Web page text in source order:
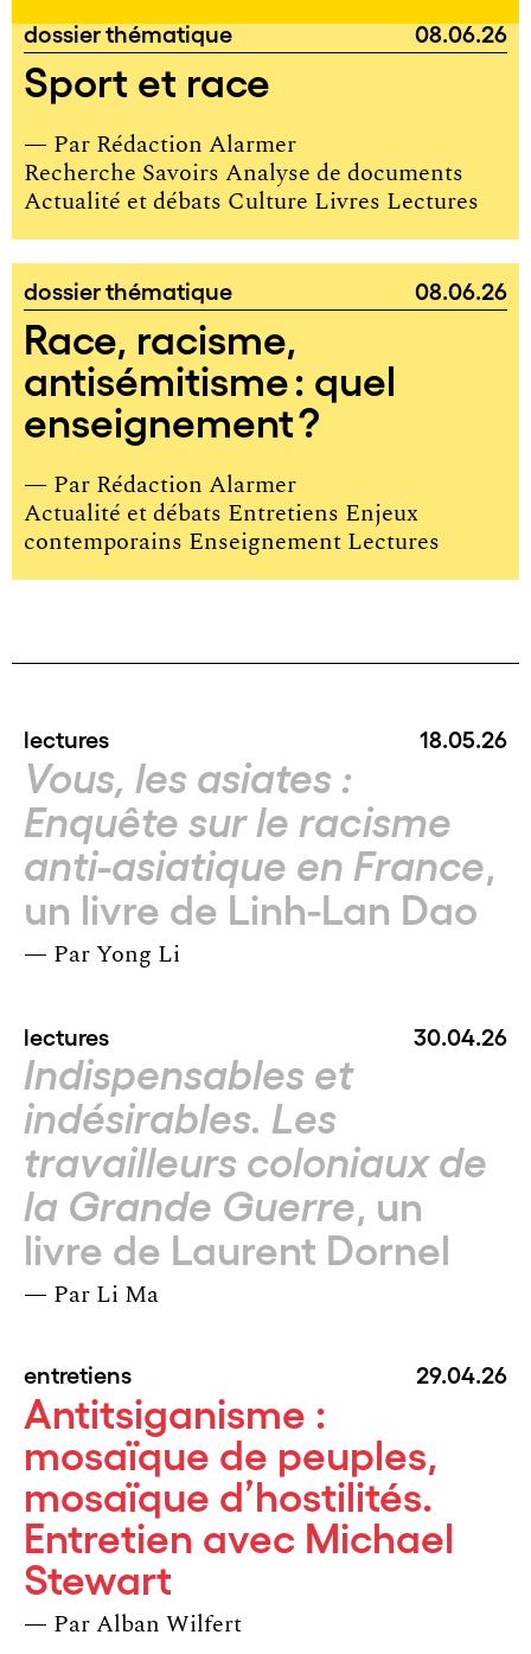
dossier thématique 08.06.26
Sport et race
— Par Rédaction Alarmer
Recherche Savoirs Analyse de documents
Actualité et débats Culture Livres Lectures
dossier thématique 08.06.26
Race, racisme,
antisémitisme : quel
enseignement ?
— Par Rédaction Alarmer
Actualité et débats Entretiens Enjeux
contemporains Enseignement Lectures
lectures 18.05.26
Vous, les asiates :
Enquête sur le racisme
anti-asiatique en France,
un livre de Linh-Lan Dao
— Par Yong Li
lectures 30.04.26
Indispensables et
indésirables. Les
travailleurs coloniaux de
la Grande Guerre, un
livre de Laurent Dornel
— Par Li Ma
entretiens 29.04.26
Antitsiganisme :
mosaïque de peuples,
mosaïque d’hostilités.
Entretien avec Michael
Stewart
— Par Alban Wilfert